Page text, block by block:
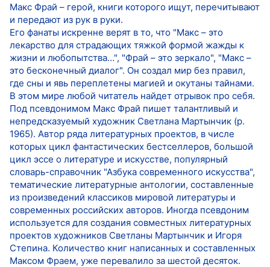
Макс Фрай – герой, книги которого ищут, перечитывают
и передают из рук в руки.
Его фанаты искренне верят в то, что "Макс – это
лекарство для страдающих тяжкой формой жажды к
жизни и любопытства…", "Фрай – это зеркало", "Макс –
это бесконечный диалог". Он создал мир без правил,
где сны и явь переплетены магией и окутаны тайнами.
В этом мире любой читатель найдет отрывок про себя.
Под псевдонимом Макс Фрай пишет талантливый и
непредсказуемый художник Светлана Мартынчик (р.
1965). Автор ряда литературных проектов, в числе
которых цикл фантастических бестселлеров, большой
цикл эссе о литературе и искусстве, популярный
словарь-справочник "Азбука современного искусства",
тематические литературные антологии, составленные
из произведений классиков мировой литературы и
современных российских авторов. Иногда псевдоним
используется для создания совместных литературных
проектов художников Светланы Мартынчик и Игоря
Степина. Количество книг написанных и составленных
Максом Фраем, уже перевалило за шестой десяток.